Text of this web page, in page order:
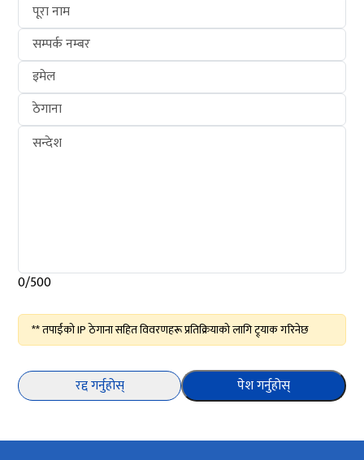
पूरा नाम
सम्पर्क नम्बर
इमेल
ठेगाना
सन्देश
0/500
** तपाईंको IP ठेगाना सहित विवरणहरू प्रतिक्रियाको लागि ट्र्याक गरिनेछ
रद्द गर्नुहोस् पेश गर्नुहोस्